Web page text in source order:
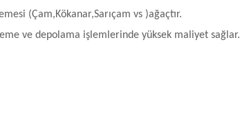
(Çam,Kökanar,Sarıçam vs )ağaçtır.
ve depolama işlemlerinde yüksek maliyet sağlar.